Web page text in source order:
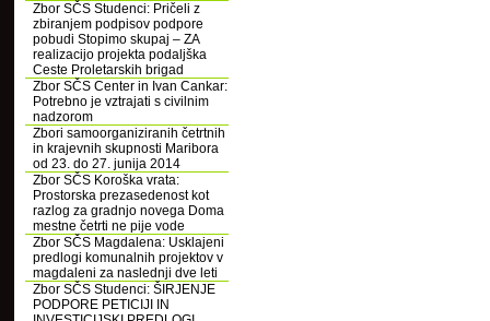
Zbor SČS Studenci: Pričeli z
zbiranjem podpisov podpore
pobudi Stopimo skupaj – ZA
realizacijo projekta podaljška
Ceste Proletarskih brigad
Zbor SČS Center in Ivan Cankar:
Potrebno je vztrajati s civilnim
nadzorom
Zbori samoorganiziranih četrtnih
in krajevnih skupnosti Maribora
od 23. do 27. junija 2014
Zbor SČS Koroška vrata:
Prostorska prezasedenost kot
razlog za gradnjo novega Doma
mestne četrti ne pije vode
Zbor SČS Magdalena: Usklajeni
predlogi komunalnih projektov v
magdaleni za naslednji dve leti
Zbor SČS Studenci: ŠIRJENJE
PODPORE PETICIJI IN